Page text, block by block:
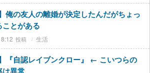
俺の友人の離婚が決定したんだがちょっ
ことがある
生活
】『自認レイブンクロー』 ← こいつらの